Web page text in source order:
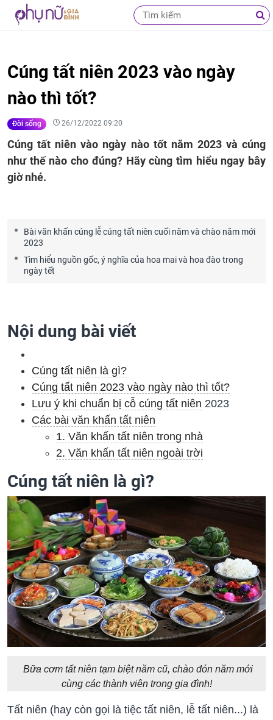
Cúng tất niên 2023 vào ngày
nào thì tốt?
Đời sống 26/12/2022 09:20
Cúng tất niên vào ngày nào tốt năm 2023 và cúng
như thế nào cho đúng? Hãy cùng tìm hiểu ngay bây
giờ nhé.
Bài văn khấn cúng lễ cúng tất niên cuối năm và chào năm mới
2023
Tìm hiểu nguồn gốc, ý nghĩa của hoa mai và hoa đào trong
ngày tết
Nội dung bài viết
Cúng tất niên là gì?
Cúng tất niên 2023 vào ngày nào thì tốt?
Lưu ý khi chuẩn bị cỗ cúng tất niên 2023
Các bài văn khấn tất niên
1. Văn khấn tất niên trong nhà
2. Văn khấn tất niên ngoài trời
Cúng tất niên là gì?
Bữa cơm tất niên tạm biệt năm cũ, chào đón năm mới
cùng các thành viên trong gia đình!
Tất niên (hay còn gọi là tiệc tất niên, lễ tất niên...) là